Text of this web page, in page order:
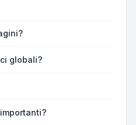
globali?